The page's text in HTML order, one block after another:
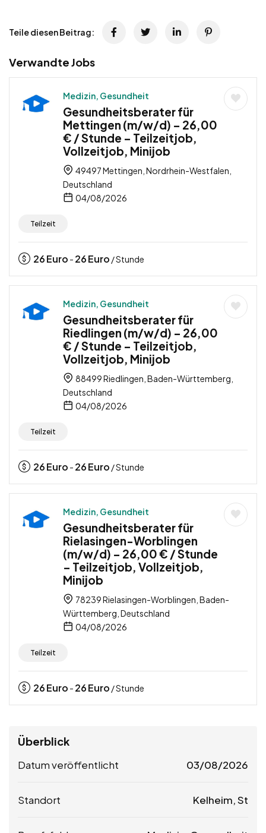
Teile diesen Beitrag:
Verwandte Jobs
Medizin, Gesundheit
Gesundheitsberater für
Mettingen (m/w/d) – 26,00
€ / Stunde – Teilzeitjob,
Vollzeitjob, Minijob
49497 Mettingen, Nordrhein-Westfalen,
Deutschland
04/08/2026
Teilzeit
26Euro - 26Euro / Stunde
Medizin, Gesundheit
Gesundheitsberater für
Riedlingen (m/w/d) – 26,00
€ / Stunde – Teilzeitjob,
Vollzeitjob, Minijob
88499 Riedlingen, Baden-Württemberg,
Deutschland
04/08/2026
Teilzeit
26Euro - 26Euro / Stunde
Medizin, Gesundheit
Gesundheitsberater für
Rielasingen-Worblingen
(m/w/d) – 26,00 € / Stunde
– Teilzeitjob, Vollzeitjob,
Minijob
78239 Rielasingen-Worblingen, Baden-
Württemberg, Deutschland
04/08/2026
Teilzeit
26Euro - 26Euro / Stunde
Überblick
Datum veröffentlicht 03/08/2026
Standort Kelheim, St